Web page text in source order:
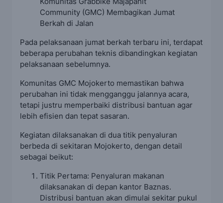
Community (GMC) Membagikan Jumat
Berkah di Jalan
Pada pelaksanaan jumat berkah terbaru ini, terdapat
beberapa perubahan teknis dibandingkan kegiatan
pelaksanaan sebelumnya.
Komunitas GMC Mojokerto memastikan bahwa
perubahan ini tidak mengganggu jalannya acara,
tetapi justru memperbaiki distribusi bantuan agar
lebih efisien dan tepat sasaran.
Kegiatan dilaksanakan di dua titik penyaluran
berbeda di sekitaran Mojokerto, dengan detail
sebagai beikut:
Titik Pertama: Penyaluran makanan
dilaksanakan di depan kantor Baznas.
Distribusi bantuan akan dimulai sekitar pukul